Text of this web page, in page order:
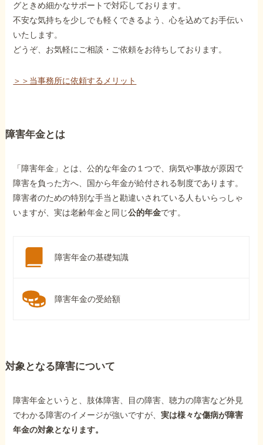
グときめ細かなサポートで対応しております。
不安な気持ちを少しでも軽くできるよう、心を込めてお手伝い
いたします。
どうぞ、お気軽にご相談・ご依頼をお待ちしております。
＞＞当事務所に依頼するメリット
障害年金とは
「障害年金」とは、公的な年金の１つで、病気や事故が原因で
障害を負った方へ、国から年金が給付される制度であります。
障害者のための特別な手当と勘違いされている人もいらっしゃ
いますが、実は老齢年金と同じ公的年金です。
障害年金の基礎知識
障害年金の受給額
対象となる障害について
障害年金というと、肢体障害、目の障害、聴力の障害など外見
でわかる障害のイメージが強いですが、実は様々な傷病が障害
年金の対象となります。